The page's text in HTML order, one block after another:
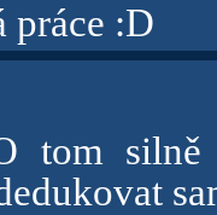
práce :D
tom silně